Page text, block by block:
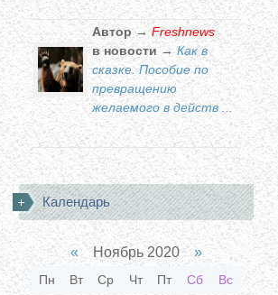
Автор → Freshnews
в новости → Как в
сказке. Пособие по
превращению
желаемого в действ ...
Календарь
«Ноябрь 2020»
Пн Вт Ср Чт Пт Сб
Вс